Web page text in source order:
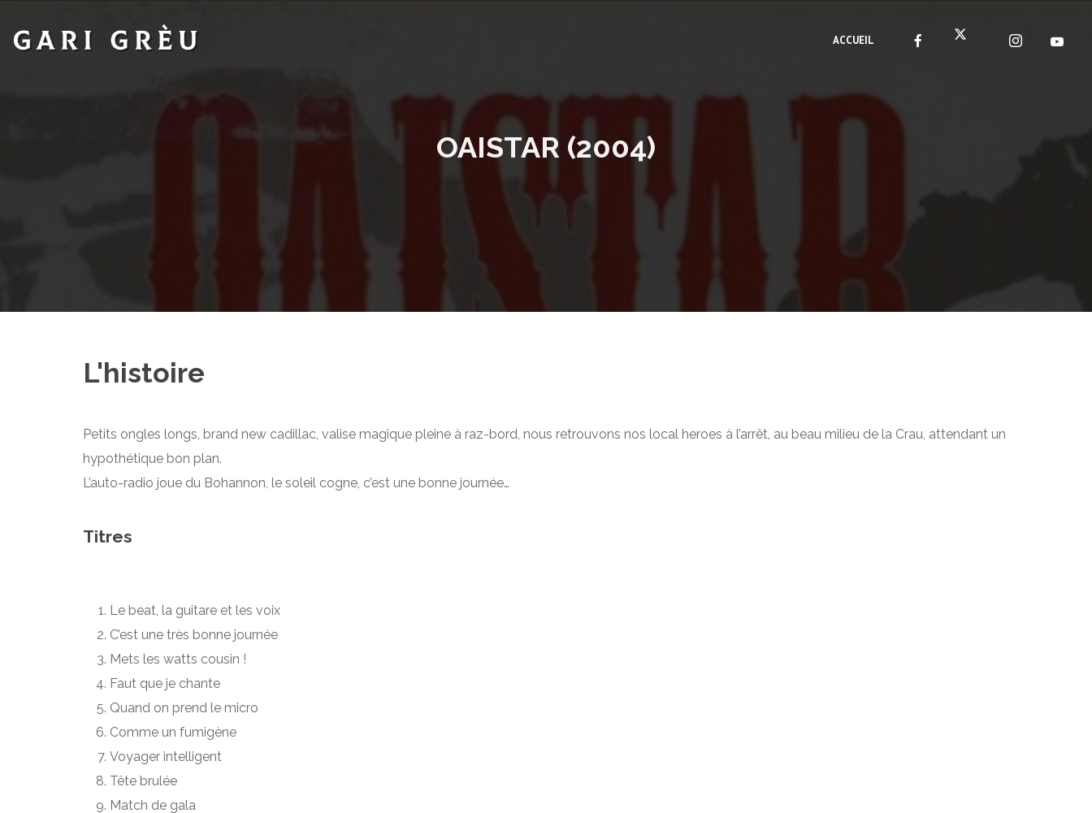
ACCUEIL
OAISTAR (2004)
L'histoire
Petits ongles longs, brand new cadillac, valise magique pleine à raz-bord, nous retrouvons nos local heroes à l’arrêt, au beau milieu de la Crau, attendant un
hypothétique bon plan.
L’auto-radio joue du Bohannon, le soleil cogne, c’est une bonne journée…
Titres
Le beat, la guitare et les voix
C’est une très bonne journée
Mets les watts cousin !
Faut que je chante
Quand on prend le micro
Comme un fumigène
Voyager intelligent
Tête brulée
Match de gala